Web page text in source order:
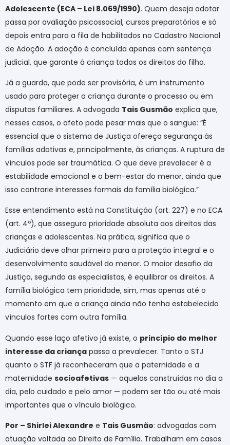
Adolescente (ECA – Lei 8.069/1990). Quem deseja adotar
passa por avaliação psicossocial, cursos preparatórios e só
depois entra para a fila de habilitados no Cadastro Nacional
de Adoção. A adoção é concluída apenas com sentença
judicial, que garante à criança todos os direitos do filho.
Já a guarda, que pode ser provisória, é um instrumento
usado para proteger a criança durante o processo ou em
disputas familiares. A advogada Tais Gusmão explica que,
nesses casos, o afeto pode pesar mais que o sangue: “É
essencial que o sistema de Justiça ofereça segurança às
famílias adotivas e, principalmente, às crianças. A ruptura de
vínculos pode ser traumática. O que deve prevalecer é a
estabilidade emocional e o bem-estar do menor, ainda que
isso contrarie interesses formais da família biológica.”
Esse entendimento está na Constituição (art. 227) e no ECA
(art. 4º), que assegura prioridade absoluta aos direitos das
crianças e adolescentes. Na prática, significa que o
Judiciário deve olhar primeiro para a proteção integral e o
desenvolvimento saudável do menor. O maior desafio da
Justiça, segundo as especialistas, é equilibrar os direitos. A
família biológica tem prioridade, sim, mas apenas até o
momento em que a criança ainda não tenha estabelecido
vínculos fortes com outra família.
Quando esse laço afetivo já existe, o princípio do melhor
interesse da criança passa a prevalecer. Tanto o STJ
quanto o STF já reconheceram que a paternidade e a
maternidade socioafetivas — aquelas construídas no dia a
dia, pelo cuidado e pelo amor — podem ser tão ou até mais
importantes que o vínculo biológico.
Por – Shirlei Alexandre e Tais Gusmão: advogadas com
atuação voltada ao Direito de Família. Trabalham em casos